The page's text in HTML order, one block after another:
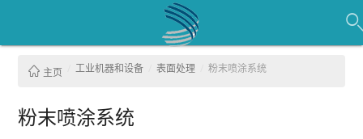
主页 工业机器和设备 表面处理 粉末喷涂系统
粉末喷涂系统